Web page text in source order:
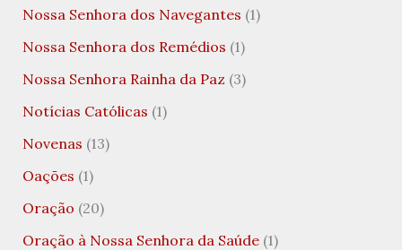
Nossa Senhora dos Navegantes (1)
Nossa Senhora dos Remédios (1)
Nossa Senhora Rainha da Paz (3)
Notícias Católicas (1)
Novenas (13)
Oações (1)
Oração (20)
Oração à Nossa Senhora da Saúde(1)